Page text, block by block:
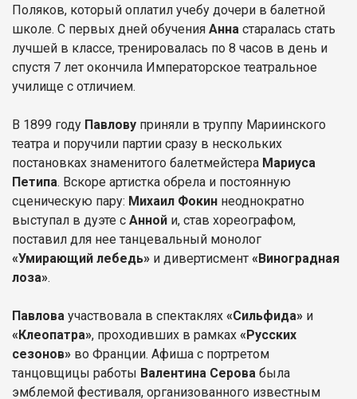
Поляков, который оплатил учебу дочери в балетной
школе. С первых дней обучения Анна старалась стать
лучшей в классе, тренировалась по 8 часов в день и
спустя 7 лет окончила Императорское театральное
училище с отличием.
В 1899 году Павлову приняли в труппу Мариинского
театра и поручили партии сразу в нескольких
постановках знаменитого балетмейстера Мариуса
Петипа. Вскоре артистка обрела и постоянную
сценическую пару: Михаил Фокин неоднократно
выступал в дуэте с Анной и, став хореографом,
поставил для нее танцевальный монолог
«Умирающий лебедь» и дивертисмент «Виноградная
лоза».
Павлова участвовала в спектаклях «Сильфида» и
«Клеопатра», проходивших в рамках «Русских
сезонов» во Франции. Афиша с портретом
танцовщицы работы Валентина Серова была
эмблемой фестиваля, организованного известным